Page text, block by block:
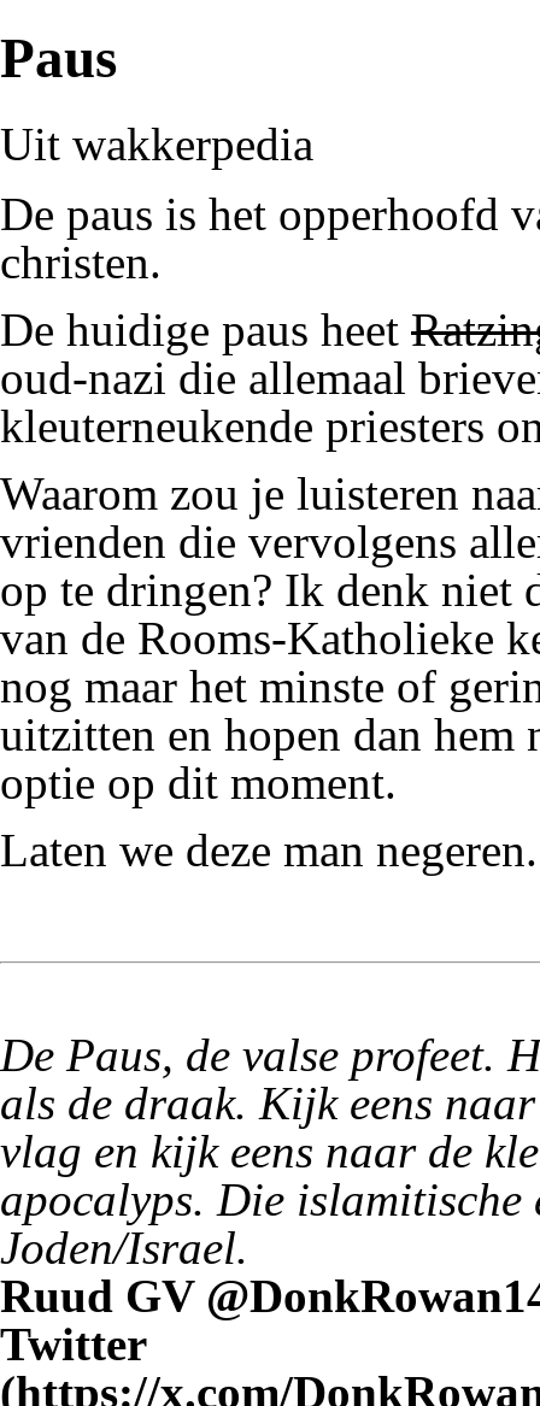
Paus
Uit wakkerpedia
De paus is het opperhoofd
christen.
De huidige paus heet
oud-nazi die allemaal
kleuterneukende priesters
Waarom zou je luisteren
vrienden die vervolgens
op te dringen? Ik denk niet
van de Rooms-Katholieke
nog maar het minste of
uitzitten en hopen dan
optie op dit moment.
Laten we deze man negeren.
De Paus, de valse profeet.
als de draak. Kijk eens
vlag en kijk eens naar de
apocalyps. Die islamitische
Joden/Israel.
Ruud GV
Twitter